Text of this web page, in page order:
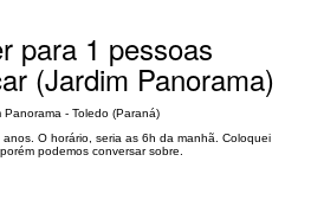
para 1 pessoas
(Jardim Panorama)
- Toledo (Paraná)
O horário, seria as 6h da manhã. Coloquei
podemos conversar sobre.